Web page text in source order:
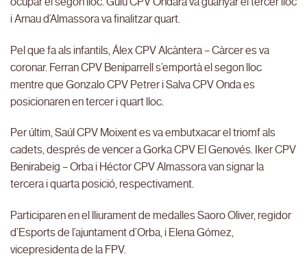
i Arnau d’Almassora va finalitzar quart.
Pel que fa als infantils, Álex CPV Alcàntera – Càrcer es va
coronar. Ferran CPV Beniparrell s’emportà el segon lloc
mentre que Gonzalo CPV Petrer i Salva CPV Onda es
posicionaren en tercer i quart lloc.
Per últim, Saúl CPV Moixent es va embutxacar el triomf als
cadets, després de vencer a Gorka CPV El Genovés. Iker CPV
Benirabeig – Orba i Héctor CPV Almassora van signar la
tercera i quarta posició, respectivament.
Participaren en el lliurament de medalles Saoro Oliver, regidor
d’Esports de l’ajuntament d’Orba, i Elena Gómez,
vicepresidenta de la FPV.